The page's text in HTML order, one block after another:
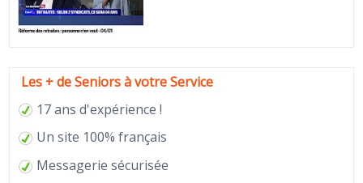
Les + de Seniors à votre Service
17 ans d'expérience !
Un site 100% français
Messagerie sécurisée